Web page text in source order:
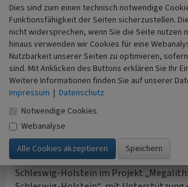
Lage und Anfahrt
Das Erdwerk Dieksknöll bei Albersdorf ist
eingeschränkt zugänglich. Wer das
Denkmal auf eigene Faust erkunden
die K 43 den Zugang suchen. Kurz hinter
Alberdorf zweigt ein Feldweg ab, der nach
Metern zu dem Erdwerk führt.
(Philip Lüth, Archäologie & Beratung, im
Archäologisch-Ökologischen Zentrum
Zusammenarbeit mit dem
Schleswig-Holstein im Projekt
Dies sind zum einen technisch notwendige
Funktionsfähigkeit der Seiten sicherzustellen.
nicht widersprechen, wenn Sie die Seite nutzen
hinaus verwenden wir Cookies für eine
Nutzbarkeit unserer Seiten zu optimieren,
sind. Mit Anklicken des Buttons erklären Sie Ihr
Weitere Informationen finden Sie auf unserer
Impressum | Datenschutz
Notwendige Cookies
Webanalyse